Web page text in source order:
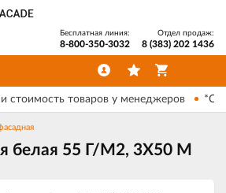
Бесплатная линия:
8-800-350-3032
Отдел продаж:
8 (383) 202 1436
стоимость товаров у менеджеров
белая 55 Г/М2, 3Х50 М